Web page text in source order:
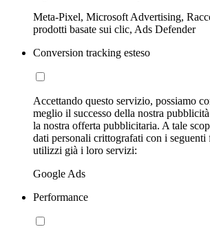
Meta-Pixel, Microsoft Advertising,
prodotti basate sui clic, Ads Defender
Conversion tracking esteso
Accettando questo servizio, possiamo
meglio il successo della nostra
la nostra offerta pubblicitaria. A tale
dati personali crittografati con i seguenti
utilizzi già i loro servizi:
Google Ads
Performance